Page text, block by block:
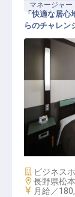
マネージャー
客室清掃
経験不問
「快適な居
らのチャレン
施設業態
ビジネス
勤務地
長野県松
給与
月給／